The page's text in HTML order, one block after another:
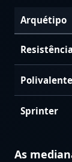
Arquétipo
Resistência
Polivalente
Sprinter
As